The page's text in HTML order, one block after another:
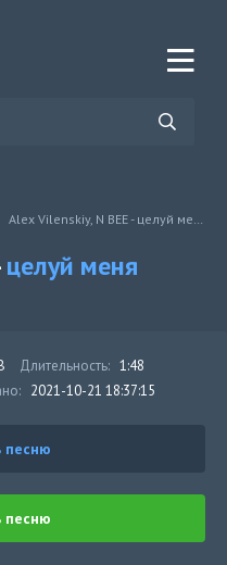
Alex Vilenskiy, N BEE - целуй меня сильней
целуй меня
Длительность: 1:48
2021-10-21 18:37:15
песню
песню